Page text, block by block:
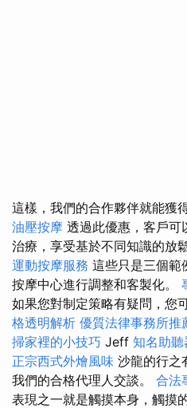
這樣，我們的合作夥伴就能獲
油壓按摩 透過此優惠，客戶可
治療，享受基於不同知識的放
運動按摩服務 這些只是三個範
按摩中心進行調整和客製化。
如果您對制定策略有疑問，您
格透明解析 優質法律事務所推
掃家裡的小技巧 Jeff 知名助
正宗西式外燴風味 沙龍的行之
我們的合格代理人交談。 合法
表現之一就是觸摸本身，觸摸